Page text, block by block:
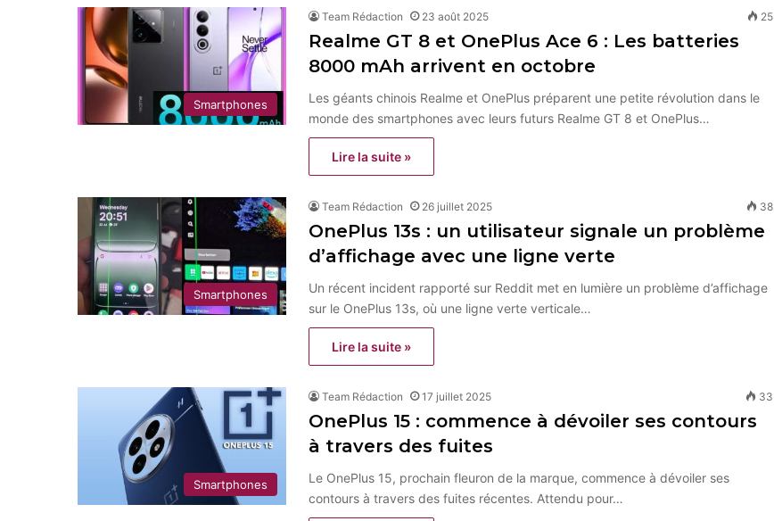
Smartphones
Team Rédaction 23 août 2025 25
Realme GT 8 et OnePlus Ace 6 : Les batteries
8000 mAh arrivent en octobre
Les géants chinois Realme et OnePlus préparent une petite révolution dans le
monde des smartphones avec leurs futurs Realme GT 8 et OnePlus…
Lire la suite »
Smartphones
Team Rédaction 26 juillet 2025 38
OnePlus 13s : un utilisateur signale un problème
d’affichage avec une ligne verte
Un récent incident rapporté sur Reddit met en lumière un problème d’affichage
sur le OnePlus 13s, où une ligne verte verticale…
Lire la suite »
Smartphones
Team Rédaction 17 juillet 2025 33
OnePlus 15 : commence à dévoiler ses contours
à travers des fuites
Le OnePlus 15, prochain fleuron de la marque, commence à dévoiler ses
contours à travers des fuites récentes. Attendu pour…